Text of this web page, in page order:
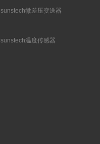
sunstech微差压变送器
sunstech温度传感器